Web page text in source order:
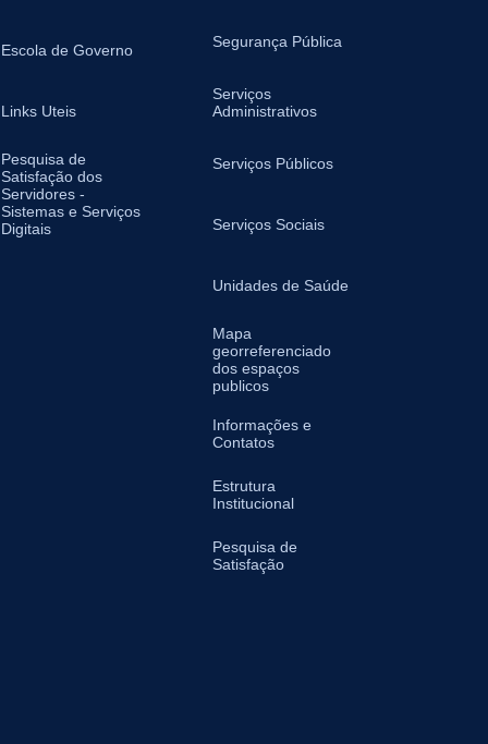
Escola de Governo
Links Uteis
Pesquisa de
Satisfação dos
Servidores -
Sistemas e Serviços
Digitais
Segurança Pública
Serviços
Administrativos
Serviços Públicos
Serviços Sociais
Unidades de Saúde
Mapa
georreferenciado
dos espaços
publicos
Informações e
Contatos
Estrutura
Institucional
Pesquisa de
Satisfação